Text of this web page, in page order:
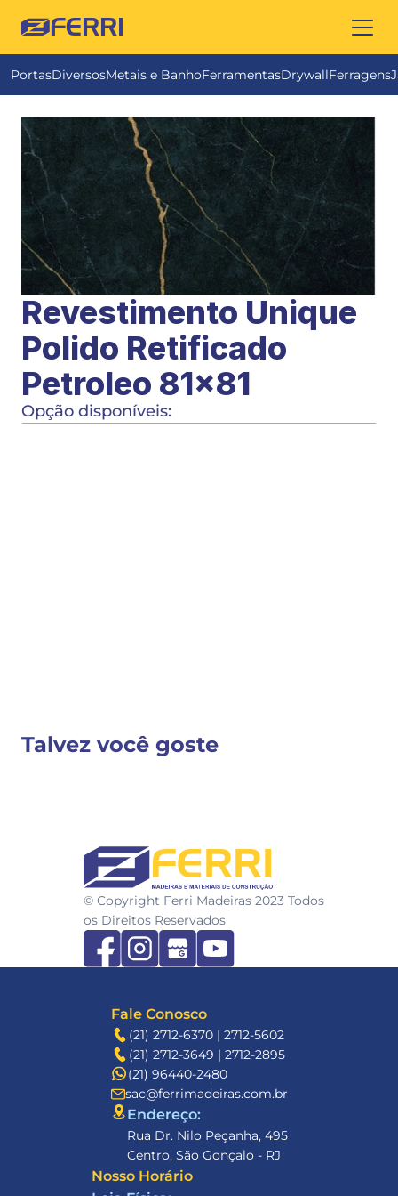
FERRI
PortasDiversosMetais e BanhoFerramentasDrywallFerragens
Revestimento Unique
Polido Retificado
Petroleo 81x81
Opção disponíveis:
VER MAIS INFORMAÇÕES
Talvez você goste
FERRI
© Copyright Ferri Madeiras 2023 Todos
os Direitos Reservados
Fale Conosco
(21) 2712-6370 | 2712-5602
(21) 2712-3649 | 2712-2895
(21) 96440-2480
sac@ferrimadeiras.com.br
Endereço:
Rua Dr. Nilo Peçanha, 495
Centro, São Gonçalo - RJ
Nosso Horário